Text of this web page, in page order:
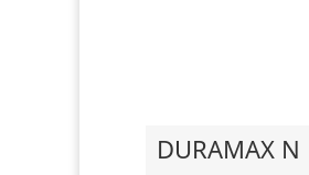
DURAMAX N